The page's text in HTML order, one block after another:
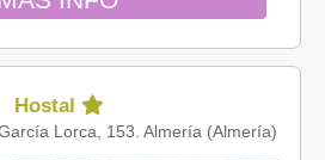
Hostal
Lorca, 153. Almería (Almería)